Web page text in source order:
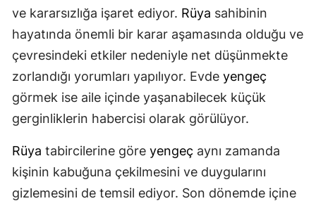
ve kararsızlığa işaret ediyor. Rüya sahibinin
hayatında önemli bir karar aşamasında olduğu ve
çevresindeki etkiler nedeniyle net düşünmekte
zorlandığı yorumları yapılıyor. Evde yengeç
görmek ise aile içinde yaşanabilecek küçük
gerginliklerin habercisi olarak görülüyor.
Rüya tabircilerine göre yengeç aynı zamanda
kişinin kabuğuna çekilmesini ve duygularını
gizlemesini de temsil ediyor. Son dönemde içine